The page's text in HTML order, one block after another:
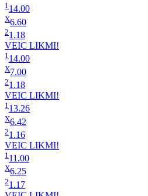
1 14.00
X6.60
21.18
VEIC LIKMI!
1 14.00
X7.00
21.18
VEIC LIKMI!
1 13.26
X6.42
21.16
VEIC LIKMI!
1 11.00
X6.25
21.17